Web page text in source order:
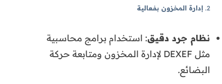
2. إدارة المخزون بفعالية
نظام جرد دقيق: استخدام برامج محاسبية
مثل DEXEF لإدارة المخزون ومتابعة حركة
البضائع.